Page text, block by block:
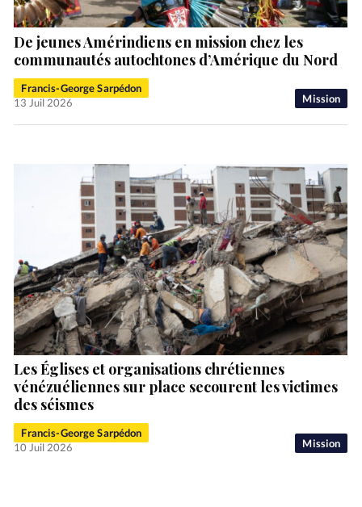
Mission
De jeunes Amérindiens en mission chez les
communautés autochtones d’Amérique du Nord
Francis-George Sarpédon
13 Juil 2026
Mission
Les Églises et organisations chrétiennes
vénézuéliennes sur place secourent les victimes
des séismes
Francis-George Sarpédon
10 Juil 2026